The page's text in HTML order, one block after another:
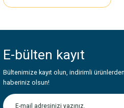
E-bülten kayıt
Bültenimize kayıt olun, indirimli
haberiniz olsun!